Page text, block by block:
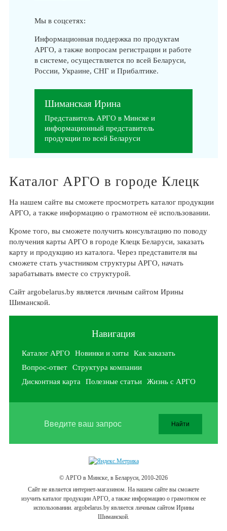
Мы в соцсетях:
Информационная поддержка по продуктам
АРГО, а также вопросам регистрации и работе
в системе, осуществляется по всей Беларуси,
России, Украине, СНГ и Прибалтике.
Шиманская Ирина
Представитель АРГО в Минске и
информационный представитель
продукции по всей Беларуси
Каталог АРГО в городе Клецк
На нашем сайте вы сможете просмотреть каталог продукции
АРГО, а также информацию о грамотном её использовании.
Кроме того, вы сможете получить консультацию по поводу
получения карты АРГО в городе Клецк Беларуси, заказать
карту и продукцию из каталога. Через представителя вы
сможете стать участником структуры АРГО, начать
зарабатывать вместе со структурой.
Сайт argobelarus.by является личным сайтом Ирины
Шиманской.
Навигация
Каталог АРГО Новинки и хиты
Как заказать
Вопрос-ответ
Структура компании
Дисконтная карта
Полезные статьи Жизнь с АРГО
© АРГО в Минске, в Беларуси, 2010-2026
Cайт не является интернет-магазином. На нашем сайте вы сможете
изучить каталог продукции АРГО, а также информацию о грамотном ее
использовании. argobelarus.by является личным сайтом Ирины
Шиманской.